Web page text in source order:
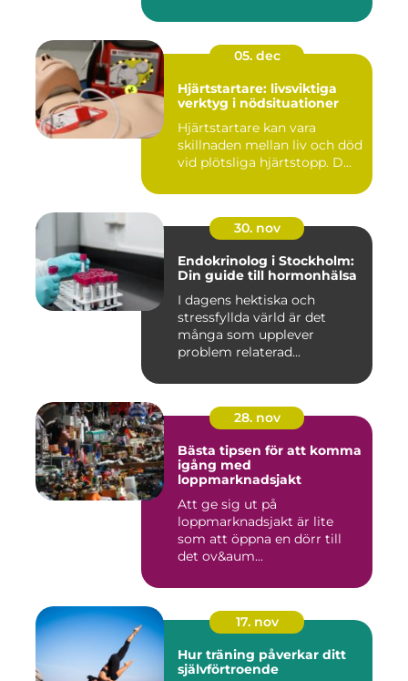
05. dec
Hjärtstartare: livsviktiga
verktyg i nödsituationer
Hjärtstartare kan vara
skillnaden mellan liv och död
vid plötsliga hjärtstopp. D...
30. nov
Endokrinolog i Stockholm:
Din guide till hormonhälsa
I dagens hektiska och
stressfyllda värld är det
många som upplever
problem relaterad...
28. nov
Bästa tipsen för att komma
igång med
loppmarknadsjakt
Att ge sig ut på
loppmarknadsjakt är lite
som att öppna en dörr till
det ov&aum...
17. nov
Hur träning påverkar ditt
självförtroende